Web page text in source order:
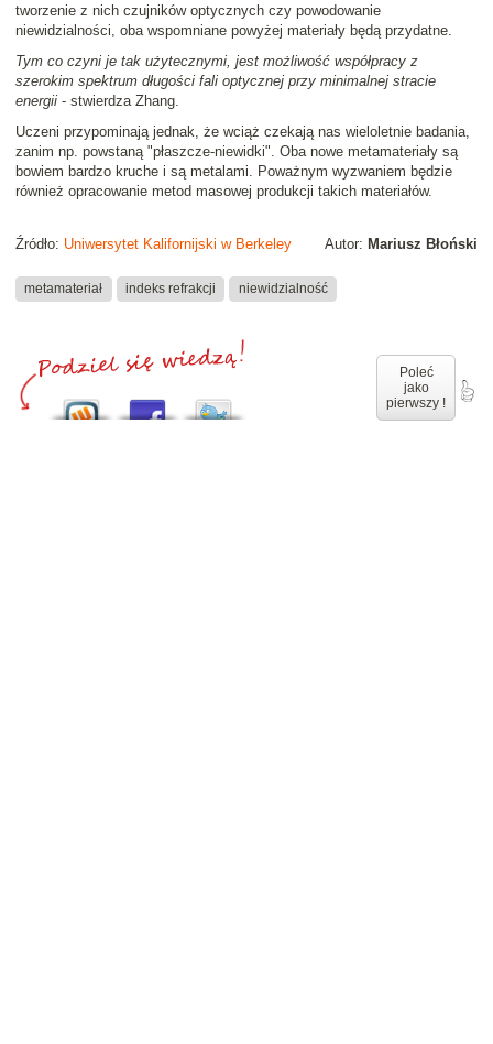
tworzenie z nich czujników optycznych czy powodowanie
niewidzialności, oba wspomniane powyżej materiały będą przydatne.
Tym co czyni je tak użytecznymi, jest możliwość współpracy z
szerokim spektrum długości fali optycznej przy minimalnej stracie
energii - stwierdza Zhang.
Uczeni przypominają jednak, że wciąż czekają nas wieloletnie badania,
zanim np. powstaną "płaszcze-niewidki". Oba nowe metamateriały są
bowiem bardzo kruche i są metalami. Poważnym wyzwaniem będzie
również opracowanie metod masowej produkcji takich materiałów.
Autor: Mariusz Błoński
Źródło: Uniwersytet Kalifornijski w Berkeley
metamateriał indeks refrakcji niewidzialność
Poleć
jako
pierwszy !